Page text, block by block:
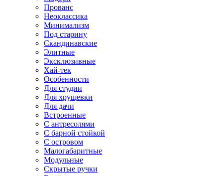
Прованс
Неоклассика
Минимализм
Под старину
Скандинавские
Элитные
Эксклюзивные
Хай-тек
Особенности
Для студии
Для хрущевки
Для дачи
Встроенные
С антресолями
С барной стойкой
С островом
Малогабаритные
Модульные
Скрытые ручки